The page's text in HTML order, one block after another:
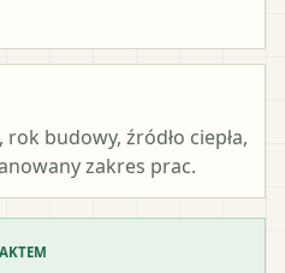
budowy, źródło ciepła,
zakres prac.